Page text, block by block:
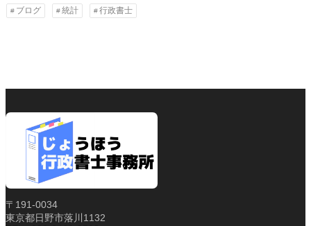
ブログ 統計 行政書士
〒191-0034
東京都日野市落川1132